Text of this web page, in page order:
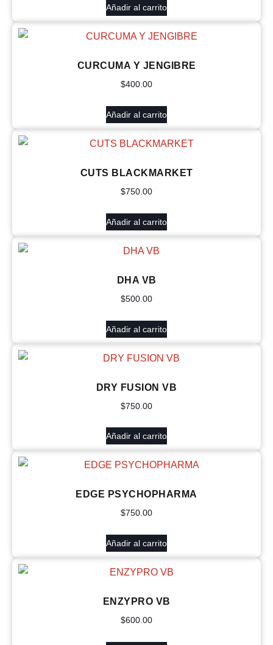
Añadir al carrito
CURCUMA Y JENGIBRE
$400.00
Añadir al carrito
CUTS BLACKMARKET
$750.00
Añadir al carrito
DHA VB
$500.00
Añadir al carrito
DRY FUSION VB
$750.00
Añadir al carrito
EDGE PSYCHOPHARMA
$750.00
Añadir al carrito
ENZYPRO VB
$600.00